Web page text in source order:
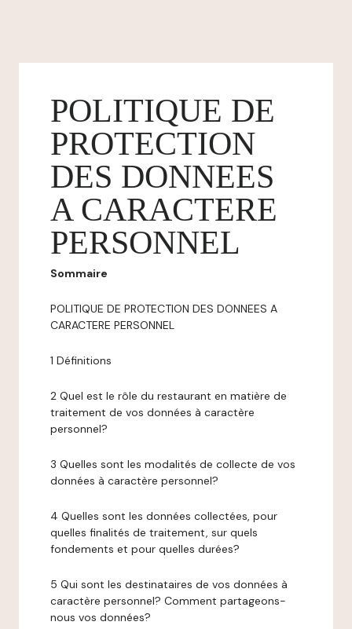
POLITIQUE DE
PROTECTION
DES DONNEES
A CARACTERE
PERSONNEL
Sommaire
POLITIQUE DE PROTECTION DES DONNEES A
CARACTERE PERSONNEL
1 Définitions
2 Quel est le rôle du restaurant en matière de
traitement de vos données à caractère
personnel?
3 Quelles sont les modalités de collecte de vos
données à caractère personnel?
4 Quelles sont les données collectées, pour
quelles finalités de traitement, sur quels
fondements et pour quelles durées?
5 Qui sont les destinataires de vos données à
caractère personnel? Comment partageons-
nous vos données?